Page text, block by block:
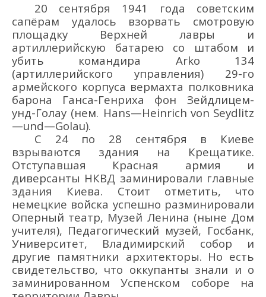
20 сентября 1941 года советским
сапёрам удалось взорвать смотровую
площадку Верхней лавры и
артиллерийскую батарею со штабом и
убить командира Arko 134
(артиллерийского управления) 29-го
армейского корпуса вермахта полковника
барона
Ганса-Генриха фон Зейдлицем-
унд-Голау (нем. Hans—Heinrich von Seydlitz
—und—Golau).
С 24по 28 сентября в Киеве
взрываются здания на Крещатике.
Отступавшая Красная армия и
диверсанты НКВД заминировали главные
здания Киева. Стоит отметить, что
немецкие войска успешно разминировали
Оперный театр, Музей Ленина (ныне Дом
учителя), Педагогический музей, Госбанк,
Университет, Владимирский собор и
другие памятники архитекторы. Но есть
свидетельство, что оккупанты знали и о
заминированном Успенском соборе на